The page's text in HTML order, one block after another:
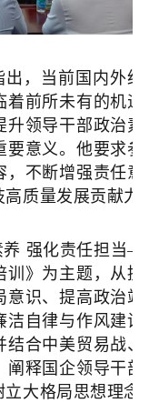
出，当前 国内外经
着前所未有的机遇
升领导干部政治素
要意义。他要求参
，不断增强责任意
质量发展贡献力
强化责任担当
训》为主题，从提
意识、提高政治站
洁自律与作风建设
结合中美贸易战、
阐释国企领导干部
大格局思想理念